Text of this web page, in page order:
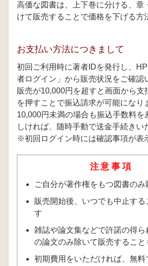
高価な図書は、上下巻に分ける、章
けて販売することで価格を下げる方
お支払い方法につきまして
初回ご利用時に著者IDを発行し、
者ログイン」から販売状況をご確認
販売が10,000円を超すと画面から支
を押すことで振込請求が可能になり
10,000円未満の場合も振込手数料を
しければ、随時手動で送金手続きい
※初回ログイン時には確認事項が表
注意事項
ご自分が著作権をもつ図書のみ
販売開始後、いつでも中止す
す
雑誌や論文集などで許諾の得ら
の論文のみ除いて販売すること
初期費用をいただければ、無料